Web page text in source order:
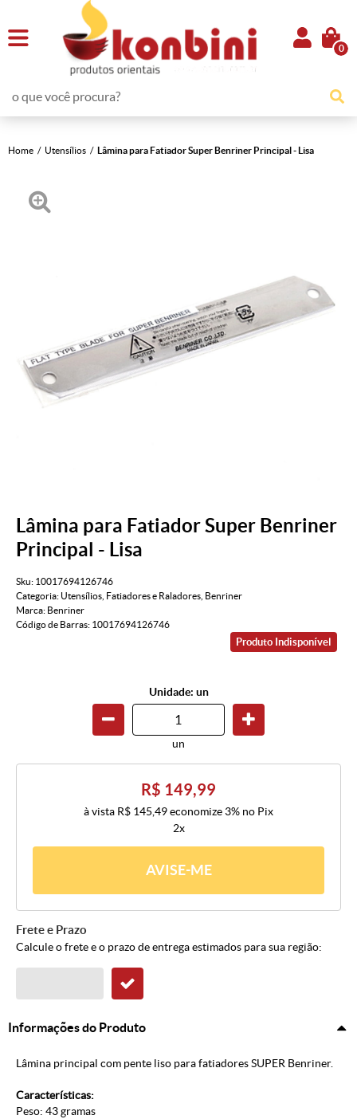
0
Home Utensílios Lâmina para Fatiador Super Benriner Principal - Lisa
Lâmina para Fatiador Super Benriner
Principal - Lisa
Sku: 10017694126746
Categoria: Utensílios Fatiadores e Raladores Benriner
Marca: Benriner
Código de Barras: 10017694126746
Produto Indisponível
Unidade: un
un
R$ 149,99
à vista R$ 145,49economize 3% no Pix
2x
AVISE-ME
Frete e Prazo
Calcule o frete e o prazo de entrega estimados para sua região:
Informações do Produto
Lâmina principal com pente liso para fatiadores SUPER Benriner.
Características:
Peso: 43 gramas